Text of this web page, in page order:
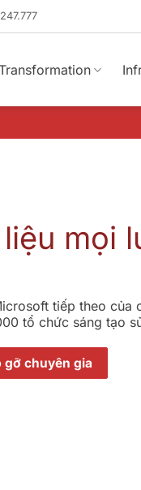
mọi
tiếp theo của
tổ chức sáng tạo
gỡ chuyên gia